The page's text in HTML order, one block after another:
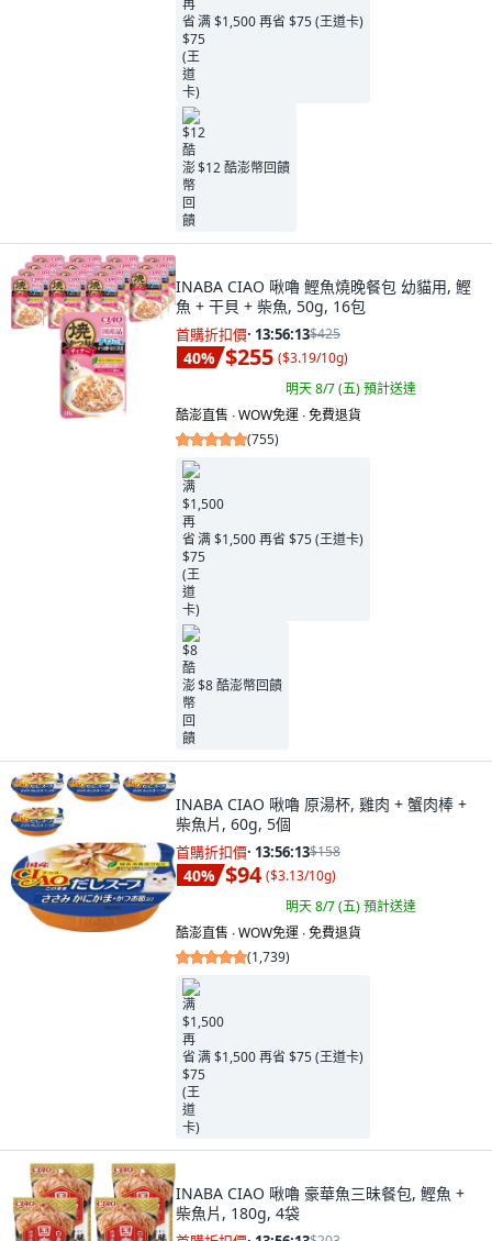
满 $1,500 再省 $75 (王道卡)
$12 酷澎幣回饋
INABA CIAO 啾嚕 鰹魚燒晚餐包 幼貓用, 鰹
魚 + 干貝 + 柴魚, 50g, 16包
首購折扣價· 13:56:11$425
40% $255 ($3.19/10g)
明天 8/7 (五)預計送達
酷澎直售 ∙ WOW免運 ∙ 免費退貨
(755)
满 $1,500 再省 $75 (王道卡)
$8 酷澎幣回饋
INABA CIAO 啾嚕 原湯杯, 雞肉 + 蟹肉棒 +
柴魚片, 60g, 5個
首購折扣價· 13:56:11$158
40% $94 ($3.13/10g)
明天 8/7 (五)預計送達
酷澎直售 ∙ WOW免運 ∙ 免費退貨
(1,739)
满 $1,500 再省 $75 (王道卡)
INABA CIAO 啾嚕 豪華魚三昧餐包, 鰹魚 +
柴魚片, 180g, 4袋